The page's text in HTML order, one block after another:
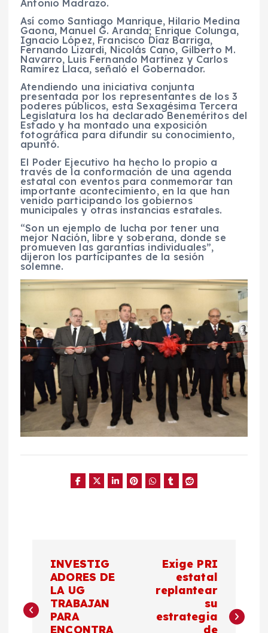
Antonio Madrazo.
Así como Santiago Manrique, Hilario Medina
Gaona, Manuel G. Aranda; Enrique Colunga,
Ignacio López, Francisco Díaz Barriga,
Fernando Lizardi, Nicolás Cano, Gilberto M.
Navarro, Luis Fernando Martínez y Carlos
Ramírez Llaca, señaló el Gobernador.
Atendiendo una iniciativa conjunta
presentada por los representantes de los 3
poderes públicos, esta Sexagésima Tercera
Legislatura los ha declarado Beneméritos del
Estado y ha montado una exposición
fotográfica para difundir su conocimiento,
apuntó.
El Poder Ejecutivo ha hecho lo propio a
través de la conformación de una agenda
estatal con eventos para conmemorar tan
importante acontecimiento, en la que han
venido participando los gobiernos
municipales y otras instancias estatales.
“Son un ejemplo de lucha por tener una
mejor Nación, libre y soberana, donde se
promueven las garantías individuales”,
dijeron los participantes de la sesión
solemne.
v
INVESTIG
ADORES DE
LA UG
TRABAJAN
PARA
ENCONTRA
Exige PRI
estatal
replantear
su
estrategia
de